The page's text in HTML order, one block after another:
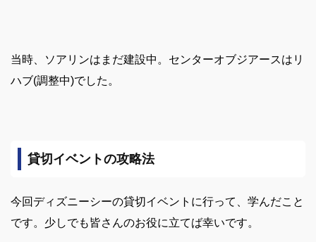
当時、ソアリンはまだ建設中。センターオブジアースはリ
ハブ(調整中)でした。
貸切イベントの攻略法
今回ディズニーシーの貸切イベントに行って、学んだこと
です。少しでも皆さんのお役に立てば幸いです。